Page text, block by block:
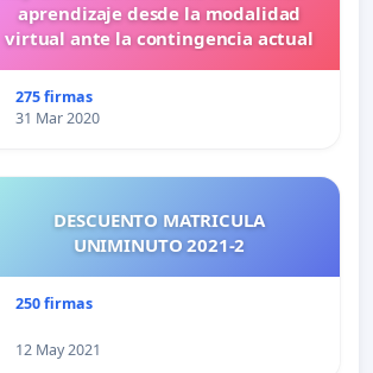
aprendizaje desde la modalidad
virtual ante la contingencia actual
275 firmas
31 Mar 2020
DESCUENTO MATRICULA
UNIMINUTO 2021-2
250 firmas
12 May 2021